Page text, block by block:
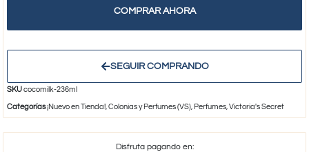
COMPRAR AHORA
SEGUIR COMPRANDO
SKUcocomilk-236ml
Categorías¡Nuevo en Tienda!,Colonias y Perfumes (VS), Perfumes,Victoria's Secret
Disfruta pagando en: